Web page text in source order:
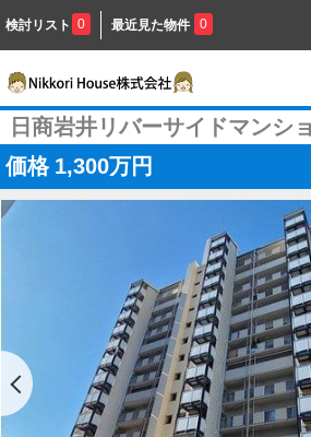
検討リスト 0 最近見た物件 0
日商岩井リバーサイドマンシ
価格 1,300万円